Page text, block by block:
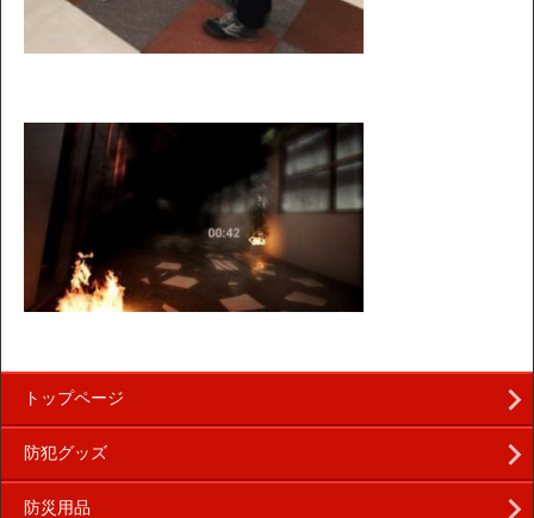
トップページ
防犯グッズ
防災用品